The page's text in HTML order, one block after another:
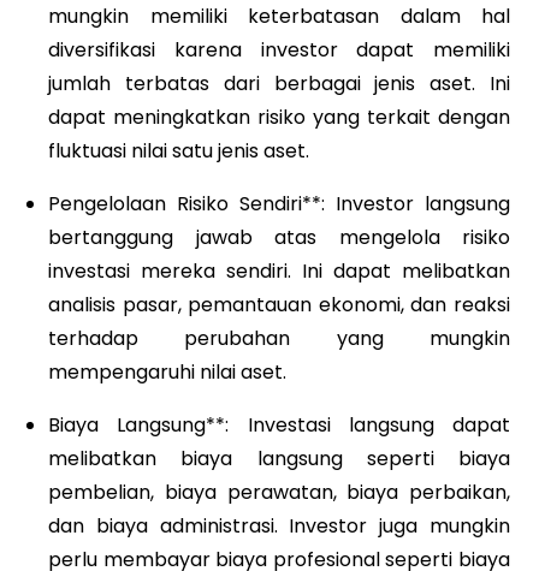
mungkin memiliki keterbatasan dalam hal
diversifikasi karena investor dapat memiliki
jumlah terbatas dari berbagai jenis aset. Ini
dapat meningkatkan risiko yang terkait dengan
fluktuasi nilai satu jenis aset.
Pengelolaan Risiko Sendiri**: Investor langsung
bertanggung jawab atas mengelola risiko
investasi mereka sendiri. Ini dapat melibatkan
analisis pasar, pemantauan ekonomi, dan reaksi
terhadap perubahan yang mungkin
mempengaruhi nilai aset.
Biaya Langsung**: Investasi langsung dapat
melibatkan biaya langsung seperti biaya
pembelian, biaya perawatan, biaya perbaikan,
dan biaya administrasi. Investor juga mungkin
perlu membayar biaya profesional seperti biaya